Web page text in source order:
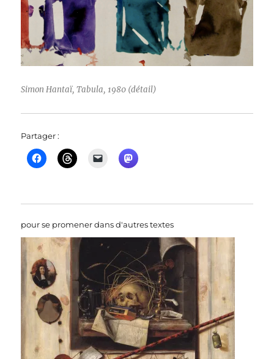
Simon Hantaï, Tabula, 1980 (détail)
Partager :
pour se promener dans d'autres textes